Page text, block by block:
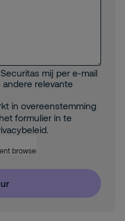
mij per e-mail
relevante
in overeenstemming
formulier in te
browser